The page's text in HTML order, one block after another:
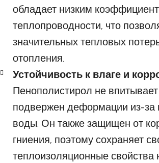
обладает низким
теплопроводности, что
значительных тепловых
отопления.
Устойчивость к влаге и
Пенополистирол не
подвержен деформации из-за
воды. Он также защищен от
гниения, поэтому сохраняет
теплоизоляционные свойства